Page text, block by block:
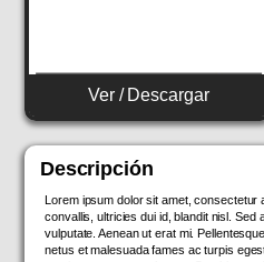
Ver / Descargar
Descripción
Lorem ipsum dolor sit amet, consectetur
convallis, ultricies dui id, blandit nisl. Sed
vulputate. Aenean ut erat mi.
netus et malesuada fames ac turpis